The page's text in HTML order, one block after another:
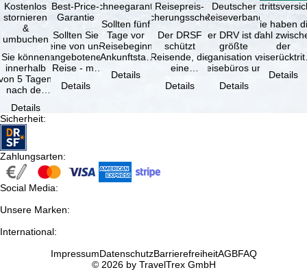
Kostenlos
stornieren
&
umbuchen
Sie können
innerhalb
5 Tagen
nach der
kostenfrei
…
Details
Best-Price-
Garantie
Sollten Sie
eine von uns
angebotene
Reise - mit
Verfügbarkeit
Details
Schneegarantie
Sollten fünf
Tage vor
Reisebeginn
(Ankunftstag)
aufgrund von
Schneemangel
Details
Reisepreis-
Sicherungsschein
Der DRSF
schützt
Reisende, die
eine
oder
Details
Deutscher
Reiseverband
Der DRV ist die
größte
Organisation von
Reisebüros und
Reiseveranstaltern
in …
Details
Sie haben
Wahl
der
(inklusive
Details
Sicherheit:
Zahlungsarten:
Social Media:
Unsere Marken:
International:
ImpressumDatenschutzBarrierefreiheitAGBFAQ
© 2026 by TravelTrex GmbH